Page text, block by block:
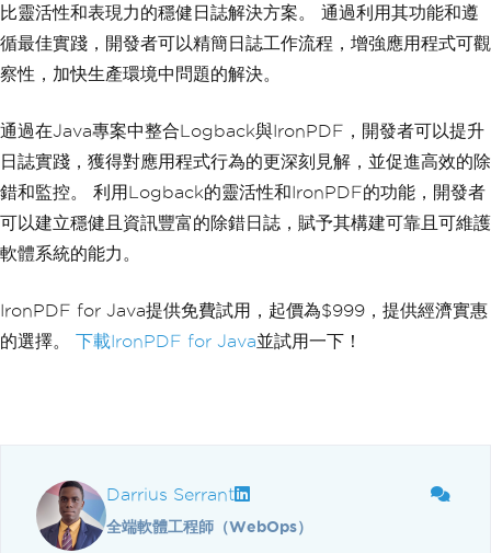
比靈活性和表現力的穩健日誌解決方案。 通過利用其功能和遵
循最佳實踐，開發者可以精簡日誌工作流程，增強應用程式可觀
察性，加快生產環境中問題的解決。
通過在Java專案中整合Logback與IronPDF，開發者可以提升
日誌實踐，獲得對應用程式行為的更深刻見解，並促進高效的除
錯和監控。 利用Logback的靈活性和IronPDF的功能，開發者
可以建立穩健且資訊豐富的除錯日誌，賦予其構建可靠且可維護
軟體系統的能力。
IronPDF for Java提供免費試用，起價為$999，提供經濟實惠
的選擇。 下載IronPDF for Java並試用一下！
Darrius Serrant
全端軟體工程師（WebOps）